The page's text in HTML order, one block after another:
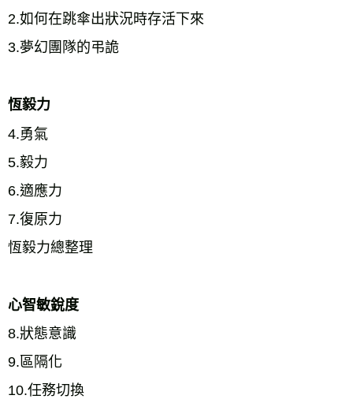
2.如何在跳傘出狀況時存活下來
3.夢幻團隊的弔詭
恆毅力
4.勇氣
5.毅力
6.適應力
7.復原力
恆毅力總整理
心智敏銳度
8.狀態意識
9.區隔化
10.任務切換